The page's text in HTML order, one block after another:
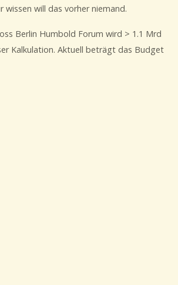
wissen will das vorher niemand.
Berlin Humbold Forum wird > 1.1 Mrd
Kalkulation. Aktuell beträgt das Budget